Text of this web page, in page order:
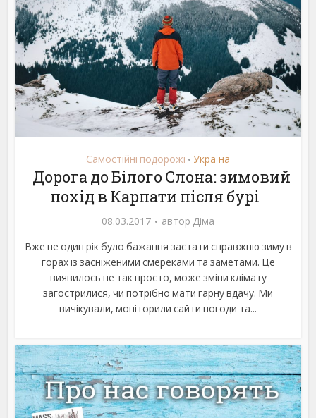
Самостійні подорожі • Україна
Дорога до Білого Слона: зимовий
похід в Карпати після бурі
08.03.2017 автор Діма
Вже не один рік було бажання застати справжню зиму в
горах із засніженими смереками та заметами. Це
виявилось не так просто, може зміни клімату
загострилися, чи потрібно мати гарну вдачу. Ми
вичікували, моніторили сайти погоди та...